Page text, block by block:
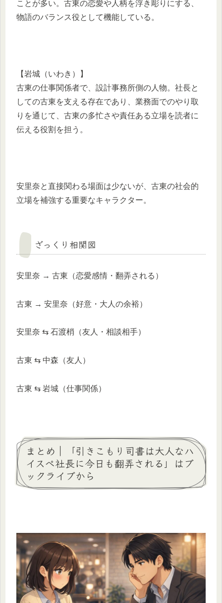
ことが多い。古東の恋愛や人柄を浮き彫りにする、
物語のバランス役として機能している。
【岩城（いわき）】
古東の仕事関係者で、設計事務所側の人物。社長と
しての古東を支える存在であり、業務面でのやり取
りを通じて、古東の多忙さや責任ある立場を読者に
伝える役割を担う。
安里奈と直接関わる場面は少ないが、古東の社会的
立場を補強する重要なキャラクター。
ざっくり相関図
安里奈 → 古東（恋愛感情・翻弄される）
古東 → 安里奈（好意・大人の余裕）
安里奈 ⇆ 石渡梢（友人・相談相手）
古東 ⇆ 中森（友人）
古東 ⇆ 岩城（仕事関係）
まとめ｜「引きこもり司書は大人なハ
イスペ社長に今日も翻弄される」はブ
ックライブから